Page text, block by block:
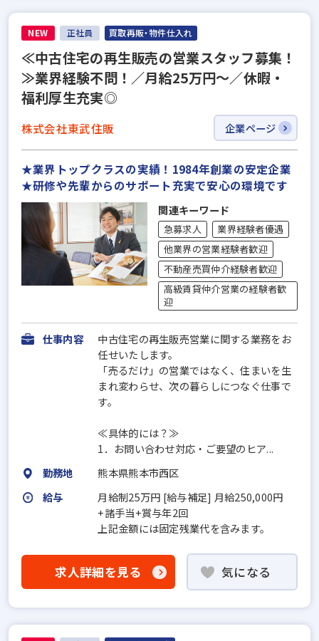
NEW 正社員 買取再販・物件仕入れ
≪中古住宅の再生販売の営業スタッフ募集！
≫業界経験不問！／月給25万円～／休暇・
福利厚生充実◎
株式会社東武住販 企業ページ
★業界トップクラスの実績！1984年創業の安定企業
★研修や先輩からのサポート充実で安心の環境です
関連キーワード
急募求人
業界経験者優遇
他業界の営業経験者歓迎
不動産売買仲介経験者歓迎
高級賃貸仲介営業の経験者歓
迎
仕事内容
中古住宅の再生販売営業に関する業務をお
任せいたします。
「売るだけ」の営業ではなく、住まいを生
まれ変わらせ、次の暮らしにつなぐ仕事で
す。
≪具体的には？≫
1．お問い合わせ対応・ご要望のヒア...
勤務地
熊本県熊本市西区
給与
月給制25万円 [給与補足] 月給250,000円
+諸手当+賞与年2回
上記金額には固定残業代を含みます。
求人詳細を見る 気になる